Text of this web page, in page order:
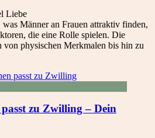
Liebe
was Männer an Frauen attraktiv finden,
die eine Rolle spielen. Die
physischen Merkmalen bis hin zu
passt zu Zwilling – Dein